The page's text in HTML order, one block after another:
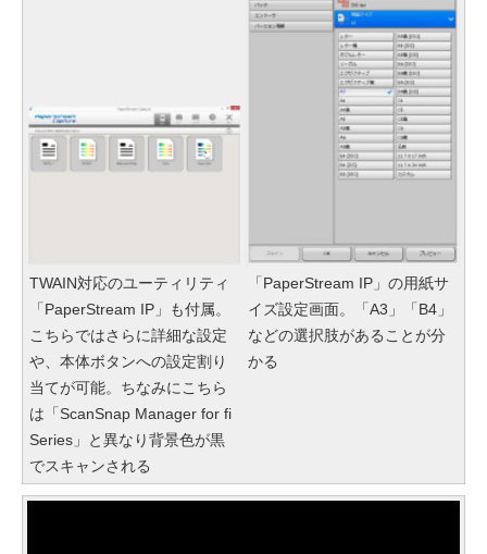
TWAIN対応のユーティリティ
「PaperStream IP」も付属。
こちらではさらに詳細な設定
や、本体ボタンへの設定割り
当てが可能。ちなみにこちら
は「ScanSnap Manager for fi
Series」と異なり背景色が黒
でスキャンされる
「PaperStream IP」の用紙サ
イズ設定画面。「A3」「B4」
などの選択肢があることが分
かる